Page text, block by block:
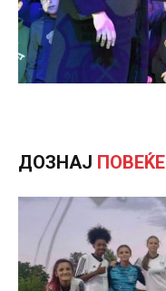
ДОЗНАЈ ПОВЕЌЕ